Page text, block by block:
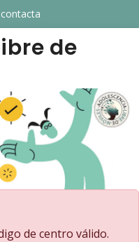
de
de centro válido.